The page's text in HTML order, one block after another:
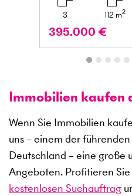
3 112 m2
395.000 €
Immobilien kaufen
Wenn Sie Immobilien
uns – einem der führenden
Deutschland – eine große
Angeboten. Profitieren
kostenlosen Suchauftrag